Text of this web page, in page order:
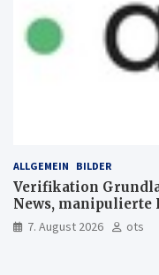
ALLGEMEIN BILDER
Verifikation
News, manipulierte
7. August 2026 ots